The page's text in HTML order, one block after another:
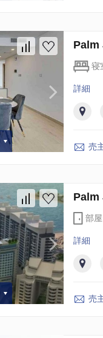
Palm
寝
詳細
売
Palm
部
詳細
売